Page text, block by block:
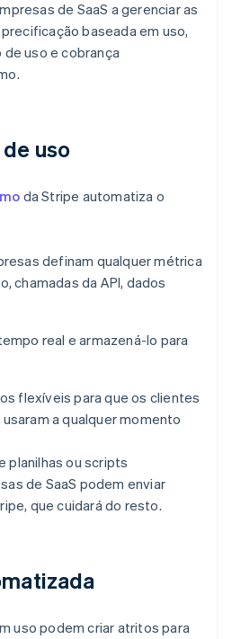
de SaaS a gerenciar as
baseada em uso,
uso e cobrança
uso
da Stripe automatiza o
definam qualquer métrica
chamadas da API, dados
real e armazená-lo para
flexíveis para que os clientes
a qualquer momento
planilhas ou scripts
de SaaS podem enviar
que cuidará do resto.
uso podem criar atritos para